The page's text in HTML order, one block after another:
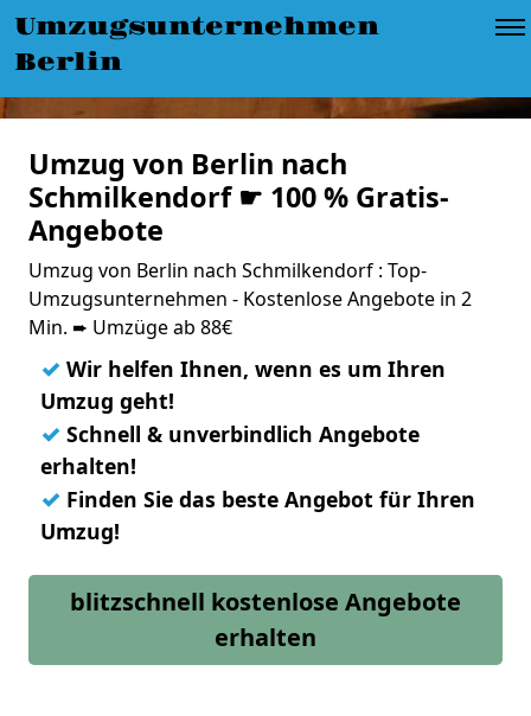
Umzugsunternehmen
Berlin
Umzug von Berlin nach
Schmilkendorf ☛ 100 % Gratis-
Angebote
Umzug von Berlin nach Schmilkendorf : Top-
Umzugsunternehmen - Kostenlose Angebote in 2
Min. ➨ Umzüge ab 88€
✓ Wir helfen Ihnen, wenn es um Ihren
Umzug geht!
✓ Schnell & unverbindlich Angebote
erhalten!
✓ Finden Sie das beste Angebot für Ihren
Umzug!
blitzschnell kostenlose Angebote
erhalten